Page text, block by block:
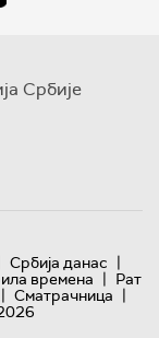
Србије
Србија данас |
времена | Рат
| Сматрачница |